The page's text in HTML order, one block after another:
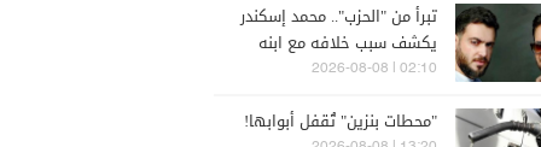
تبرأ من "الحزب".. محمد إسكندر
يكشف سبب خلافه مع ابنه
فارس (فيديو)
02:10 | 2026-08-08
"محطات بنزين" تُقفل أبوابها!